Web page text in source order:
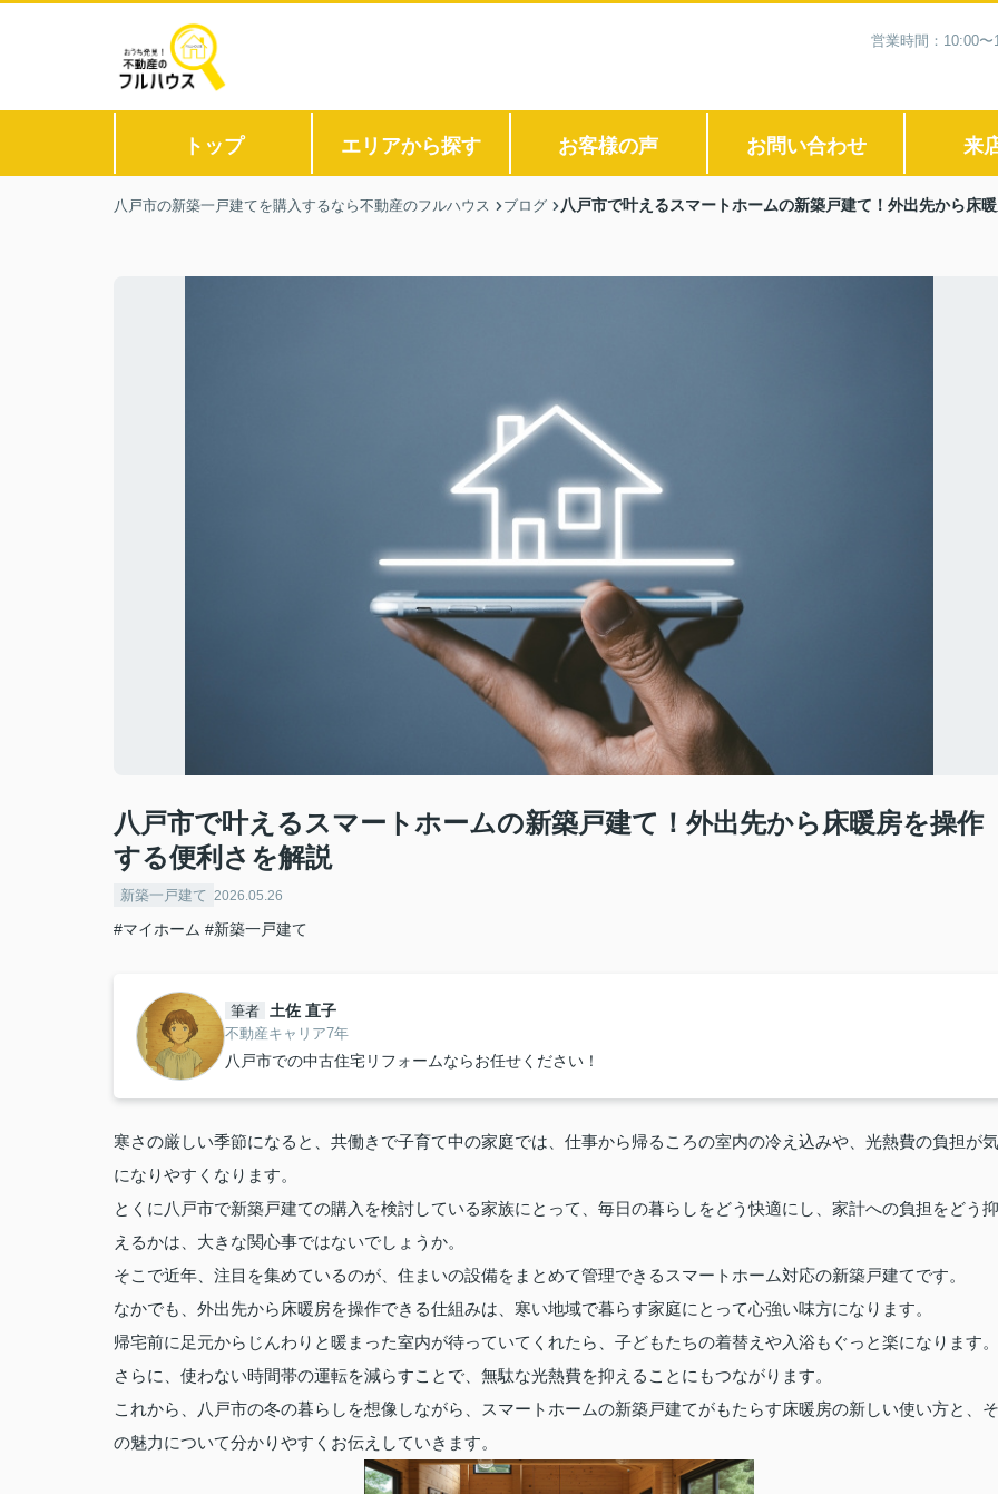
営業時間：10:00
トップ エリアから探す お客様の声 お問い合わせ 来
八戸市の新築一戸建てを購入するなら不動産のフルハウス ブログ 八戸市で叶えるスマートホームの新築戸建て！外出先から床
八戸市で叶えるスマートホームの新築戸建て！外出先から床暖房を操作
する便利さを解説
新築一戸建て 2026.05.26
#マイホーム #新築一戸建て
筆者 土佐 直子
不動産キャリア7年
八戸市での中古住宅リフォームならお任せください！
寒さの厳しい季節になると、共働きで子育て中の家庭では、仕事から帰るころの室内の冷え込みや、光熱費の負担が気
になりやすくなります。
とくに八戸市で新築戸建ての購入を検討している家族にとって、毎日の暮らしをどう快適にし、家計への負担をどう抑
えるかは、大きな関心事ではないでしょうか。
そこで近年、注目を集めているのが、住まいの設備をまとめて管理できるスマートホーム対応の新築戸建てです。
なかでも、外出先から床暖房を操作できる仕組みは、寒い地域で暮らす家庭にとって心強い味方になります。
帰宅前に足元からじんわりと暖まった室内が待っていてくれたら、子どもたちの着替えや入浴もぐっと楽になります。
さらに、使わない時間帯の運転を減らすことで、無駄な光熱費を抑えることにもつながります。
これから、八戸市の冬の暮らしを想像しながら、スマートホームの新築戸建てがもたらす床暖房の新しい使い方と、そ
の魅力について分かりやすくお伝えしていきます。